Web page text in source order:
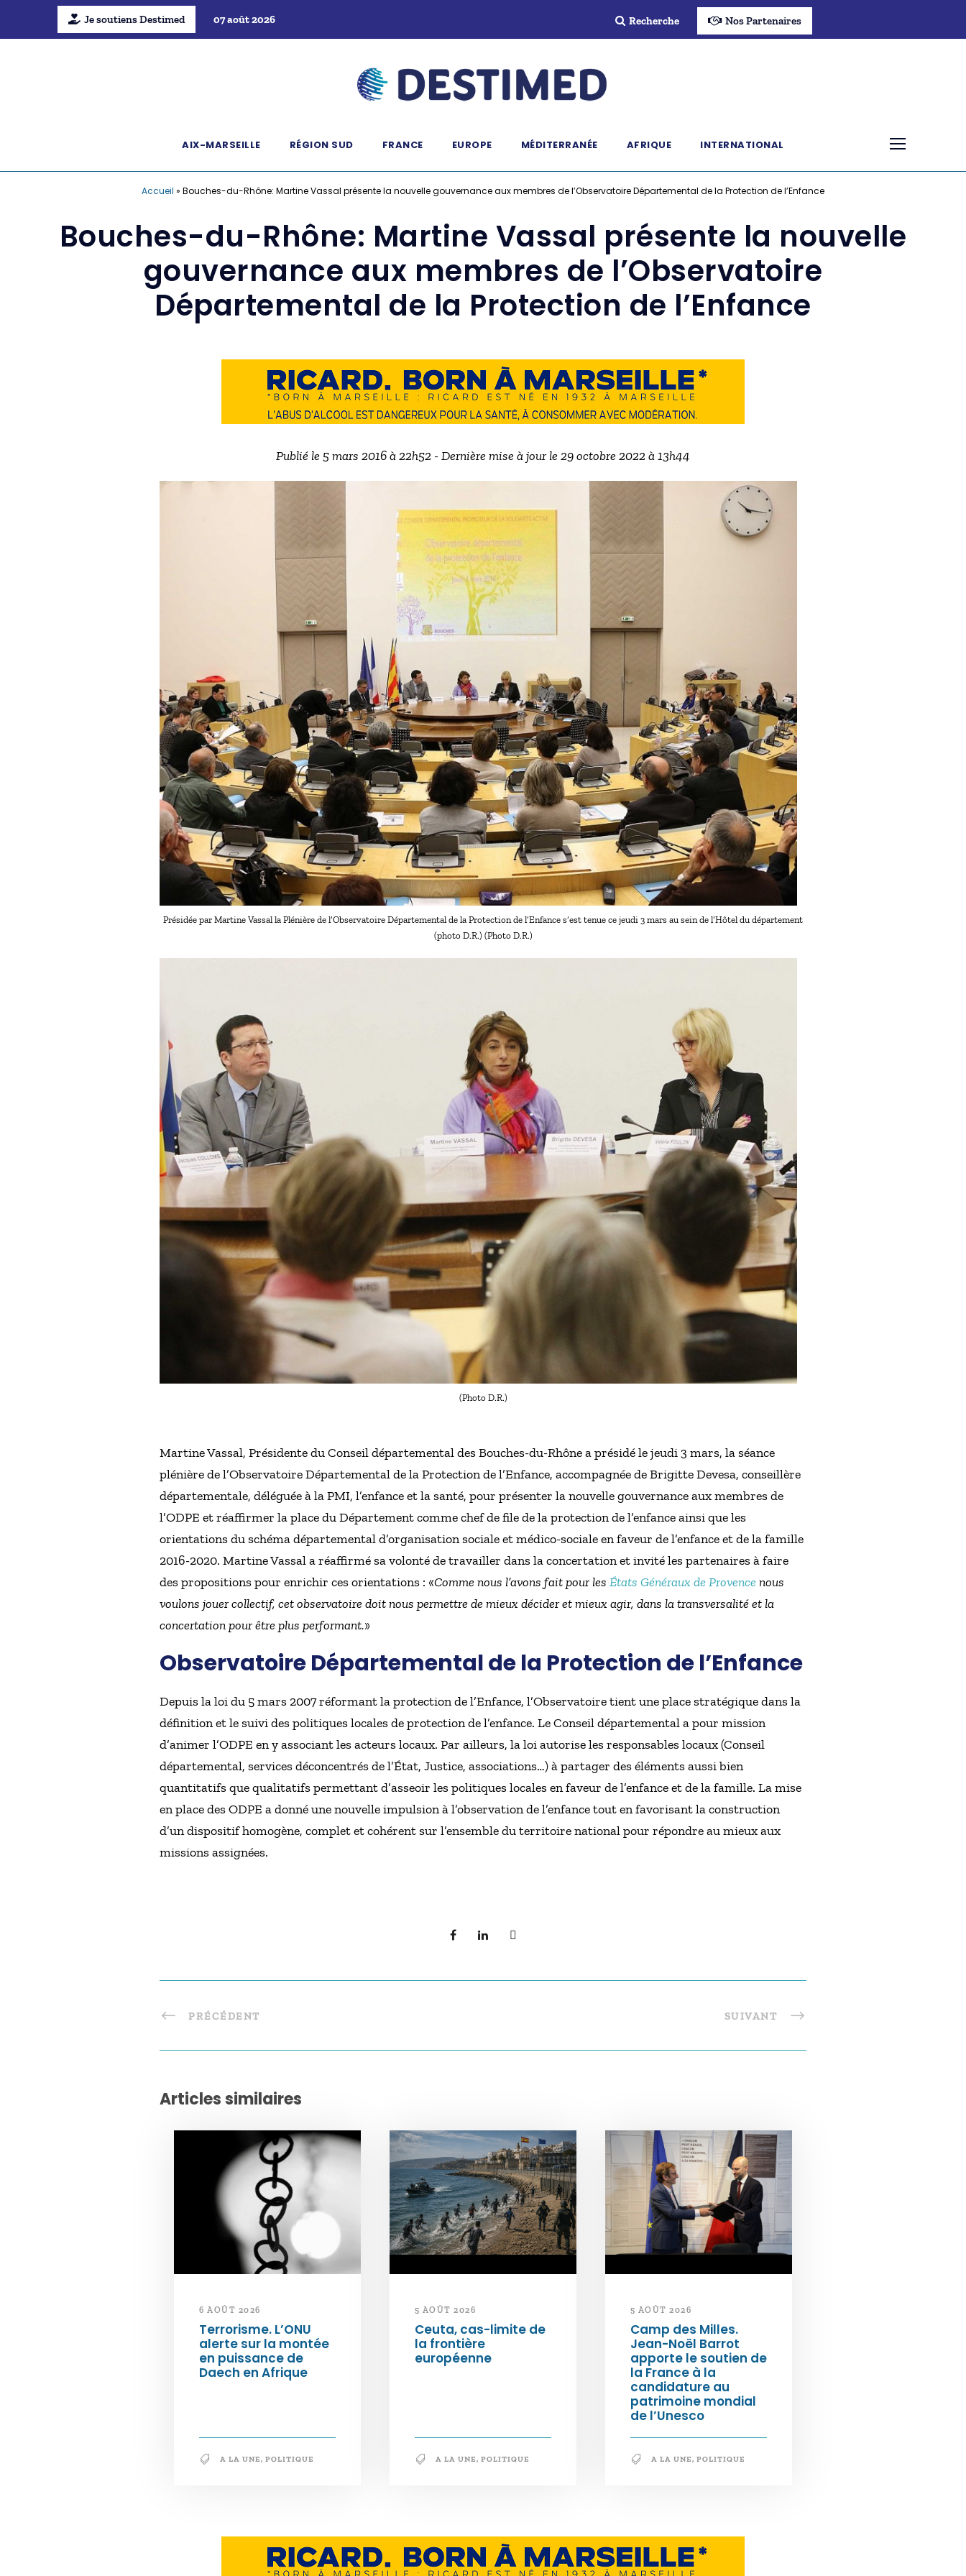
Je soutiens Destimed 07 août 2026 Recherche Nos Partenaires
AIX-MARSEILLE RÉGION SUD FRANCE EUROPE MÉDITERRANÉE AFRIQUE INTERNATIONAL
Accueil » Bouches-du-Rhône: Martine Vassal présente la nouvelle gouvernance aux membres de l’Observatoire Départemental de la Protection de l’Enfance
Bouches-du-Rhône: Martine Vassal présente la nouvelle
gouvernance aux membres de l’Observatoire
Départemental de la Protection de l’Enfance
Publié le 5 mars 2016 à 22h52 - Dernière mise à jour le 29 octobre 2022 à 13h44
Présidée par Martine Vassal la Plénière de l’Observatoire Départemental de la Protection de l’Enfance s’est tenue ce jeudi 3 mars au sein de l’Hôtel du département
(photo D.R.) (Photo D.R.)
(Photo D.R.)
Martine Vassal, Présidente du Conseil départemental des Bouches-du-Rhône a présidé le jeudi 3 mars, la séance
plénière de l’Observatoire Départemental de la Protection de l’Enfance, accompagnée de Brigitte Devesa, conseillère
départementale, déléguée à la PMI, l’enfance et la santé, pour présenter la nouvelle gouvernance aux membres de
l’ODPE et réaffirmer la place du Département comme chef de file de la protection de l’enfance ainsi que les
orientations du schéma départemental d’organisation sociale et médico-sociale en faveur de l’enfance et de la famille
2016-2020. Martine Vassal a réaffirmé sa volonté de travailler dans la concertation et invité les partenaires à faire
des propositions pour enrichir ces orientations : «Comme nous l’avons fait pour les États Généraux de Provence nous
voulons jouer collectif, cet observatoire doit nous permettre de mieux décider et mieux agir, dans la transversalité et la
concertation pour être plus performant.»
Observatoire Départemental de la Protection de l’Enfance
Depuis la loi du 5 mars 2007 réformant la protection de l’Enfance, l’Observatoire tient une place stratégique dans la
définition et le suivi des politiques locales de protection de l’enfance. Le Conseil départemental a pour mission
d’animer l’ODPE en y associant les acteurs locaux. Par ailleurs, la loi autorise les responsables locaux (Conseil
départemental, services déconcentrés de l’État, Justice, associations…) à partager des éléments aussi bien
quantitatifs que qualitatifs permettant d’asseoir les politiques locales en faveur de l’enfance et de la famille. La mise
en place des ODPE a donné une nouvelle impulsion à l’observation de l’enfance tout en favorisant la construction
d’un dispositif homogène, complet et cohérent sur l’ensemble du territoire national pour répondre au mieux aux
missions assignées.
PRÉCÉDENT SUIVANT
Articles similaires
6 AOÛT 2026
Terrorisme. L’ONU
alerte sur la montée
en puissance de
Daech en Afrique
A LA UNE, POLITIQUE
5 AOÛT 2026
Ceuta, cas-limite de
la frontière
européenne
A LA UNE, POLITIQUE
5 AOÛT 2026
Camp des Milles.
Jean-Noël Barrot
apporte le soutien de
la France à la
candidature au
patrimoine mondial
de l’Unesco
A LA UNE, POLITIQUE